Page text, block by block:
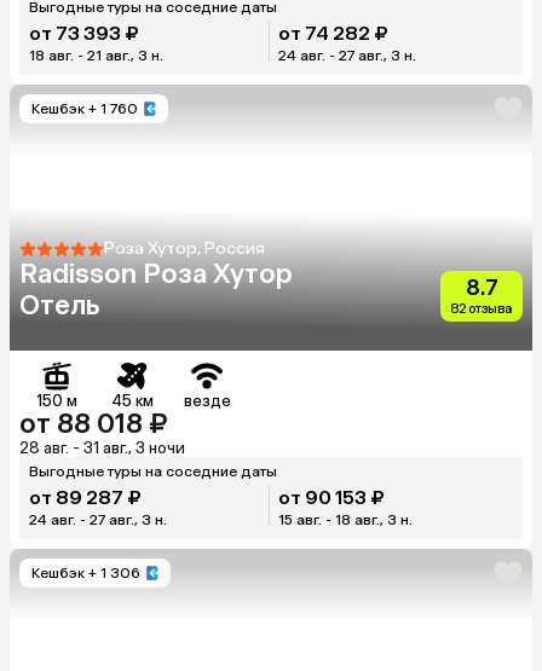
Выгодные туры на соседние даты
от 73 393 ₽
18 авг. - 21 авг., 3 н.
от 74 282 ₽
24 авг. - 27 авг., 3 н.
Кешбэк + 1 760
Роза Хутор, Россия
Radisson Роза Хутор
Отель
8.7
82 отзыва
150 м 45 км везде
от 88 018 ₽
28 авг. - 31 авг., 3 ночи
Выгодные туры на соседние даты
от 89 287 ₽
24 авг. - 27 авг., 3 н.
от 90 153 ₽
15 авг. - 18 авг., 3 н.
Кешбэк + 1 306